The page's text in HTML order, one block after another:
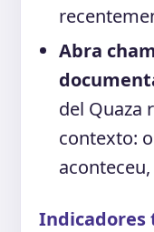
Abra
del Quaza
contexto:
Indicadores